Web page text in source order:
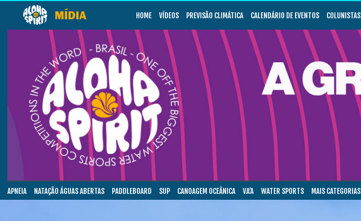
HOME VÍDEOS PREVISÃO CLIMÁTICA CALENDÁRIO DE EVENTOS COLUNISTAS
APNEIA NATAÇÃO ÁGUAS ABERTAS PADDLEBOARD SUP CANOAGEM OCEÂNICA VA’A WATER SPORTS MAIS CATEGORIAS